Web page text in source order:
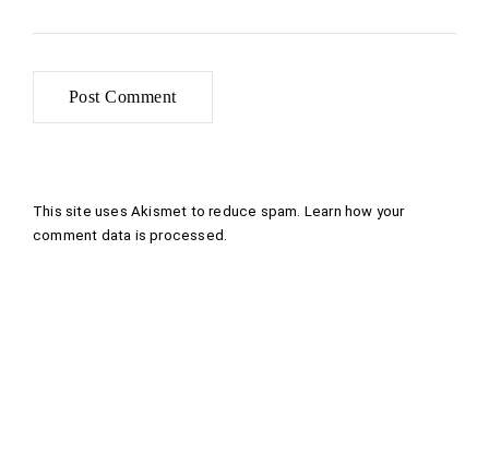
This site uses Akismet to reduce spam. Learn how your
comment data is processed .